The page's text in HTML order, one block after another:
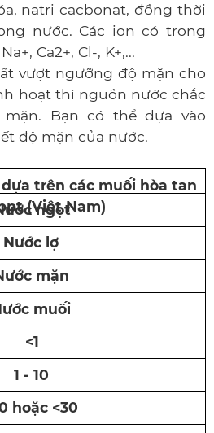
natri cacbonat, đồng thời
nước. Các ion có trong
Ca2+, Cl-, K+,...
vượt ngưỡng độ mặn cho
hoạt thì nguồn nước chắc
Bạn có thể dựa vào
độ mặn của nước.
trên các muối hòa tan
(Việt Nam)
ngọt
Nước lợ
mặn
muối
<1
1 - 10
hoặc <30